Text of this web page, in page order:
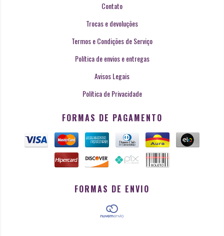
Contato
Trocas e devoluções
Termos e Condições de Serviço
Política de envios e entregas
Avisos Legais
Política de Privacidade
FORMAS DE PAGAMENTO
FORMAS DE ENVIO